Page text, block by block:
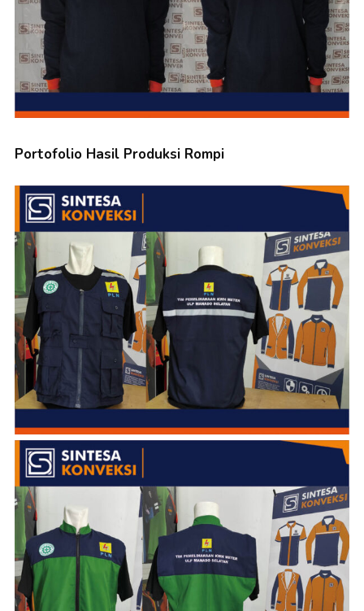
Portofolio Hasil Produksi Rompi